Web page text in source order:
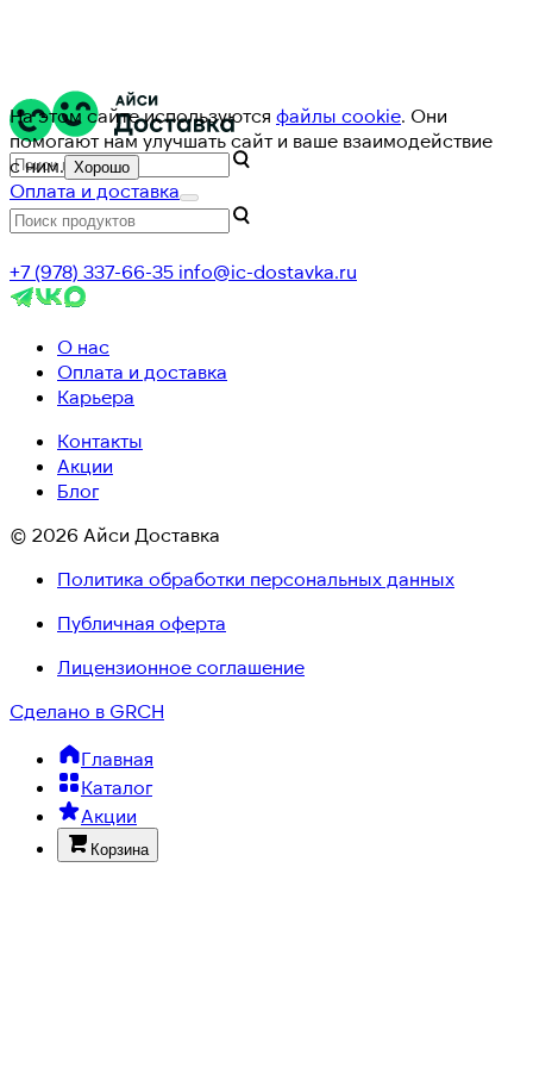
На этом сайте используются файлы cookie. Они
помогают нам улучшать сайт и ваше взаимодействие
с ним. Хорошо
Оплата и доставка
+7 (978) 337-66-35 info@ic-dostavka.ru
О нас
Оплата и доставка
Карьера
Контакты
Акции
Блог
© 2026 Айси Доставка
Политика обработки персональных данных
Публичная оферта
Лицензионное соглашение
Сделано в GRCH
Главная
Каталог
Акции
Корзина